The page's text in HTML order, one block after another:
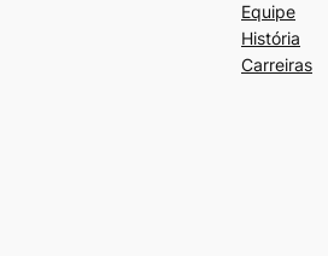
Equipe
História
Carreiras